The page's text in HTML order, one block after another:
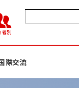
者別
際交流